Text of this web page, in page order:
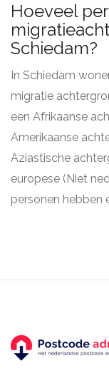
Hoeveel
Schiedam?
In Schiedam
migratie
een Afrikaanse
Amerikaanse
Aziastische
europese (Niet
personen hebben